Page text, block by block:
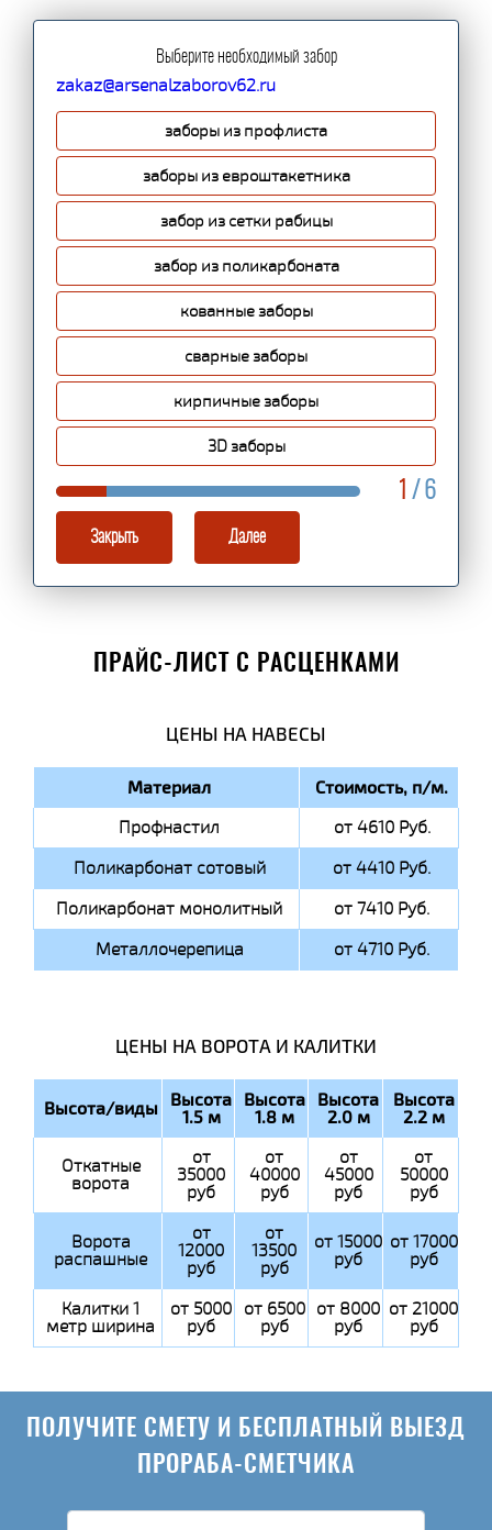
Выберите необходимый забор
zakaz@arsenalzaborov62.ru
заборы из профлиста
заборы из евроштакетника
забор из сетки рабицы
забор из поликарбоната
кованные заборы
сварные заборы
кирпичные заборы
3D заборы
1 / 6
Закрыть Далее
ПРАЙС-ЛИСТ С РАСЦЕНКАМИ
ЦЕНЫ НА НАВЕСЫ
Материал Стоимость, п/м.
Профнастил
от 4610 Руб.
Поликарбонат сотовый
от 4410 Руб.
Поликарбонат монолитный
от 7410 Руб.
Металлочерепица
от 4710 Руб.
ЦЕНЫ НА ВОРОТА И КАЛИТКИ
Высота/виды Высота
1.5 м
Высота
1.8 м
Высота
2.0 м
Высота
2.2 м
Откатные
ворота
от
35000
руб
от
40000
руб
от
45000
руб
от
50000
руб
Ворота
распашные
от
12000
руб
от
13500
руб
от 15000
руб
от 17000
руб
Калитки 1
метр ширина
от 5000
руб
от 6500
руб
от 8000
руб
от 21000
руб
ПОЛУЧИТЕ СМЕТУ И БЕСПЛАТНЫЙ ВЫЕЗД
ПРОРАБА-СМЕТЧИКА